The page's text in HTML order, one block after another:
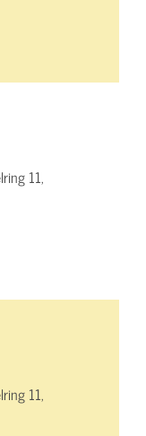
11,
11,